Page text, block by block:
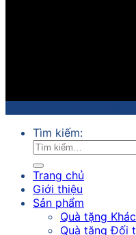
Tìm kiếm:
Trang chủ
Giới thiệu
Sản phẩm
Quà tặng
Quà tặng Đối